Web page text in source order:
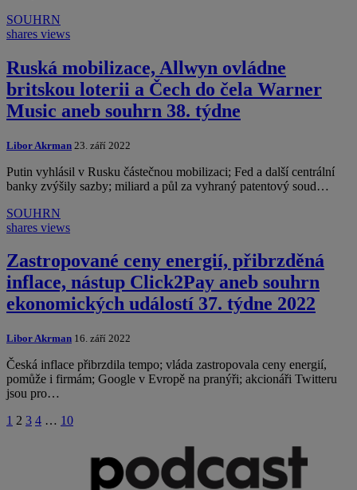
SOUHRN
shares views
Ruská mobilizace, Allwyn ovládne
britskou loterii a Čech do čela Warner
Music aneb souhrn 38. týdne
Libor Akrman 23. září 2022
Putin vyhlásil v Rusku částečnou mobilizaci; Fed a další centrální
banky zvýšily sazby; miliard a půl za vyhraný patentový soud…
SOUHRN
shares views
Zastropované ceny energií, přibrzděná
inflace, nástup Click2Pay aneb souhrn
ekonomických událostí 37. týdne 2022
Libor Akrman 16. září 2022
Česká inflace přibrzdila tempo; vláda zastropovala ceny energií,
pomůže i firmám; Google v Evropě na pranýři; akcionáři Twitteru
jsou pro…
1 2 3 4 … 10